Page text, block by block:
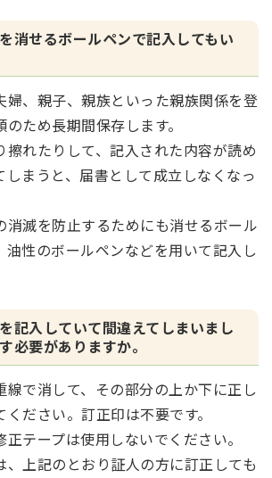
消せるボールペンで記入してもい
婦、親子、親族といった親族関係を登
ため長期間保存します。
擦れたりして、記入された内容が読め
しまうと、届書として成立しなくなっ
消滅を防止するためにも消せるボール
油性のボールペンなどを用いて記入し
記入していて間違えてしまいまし
必要がありますか。
線で消して、その部分の上か下に正し
ださい。訂正印は不要です。
テープは使用しないでください。
、上記のとおり証人の方に訂正しても